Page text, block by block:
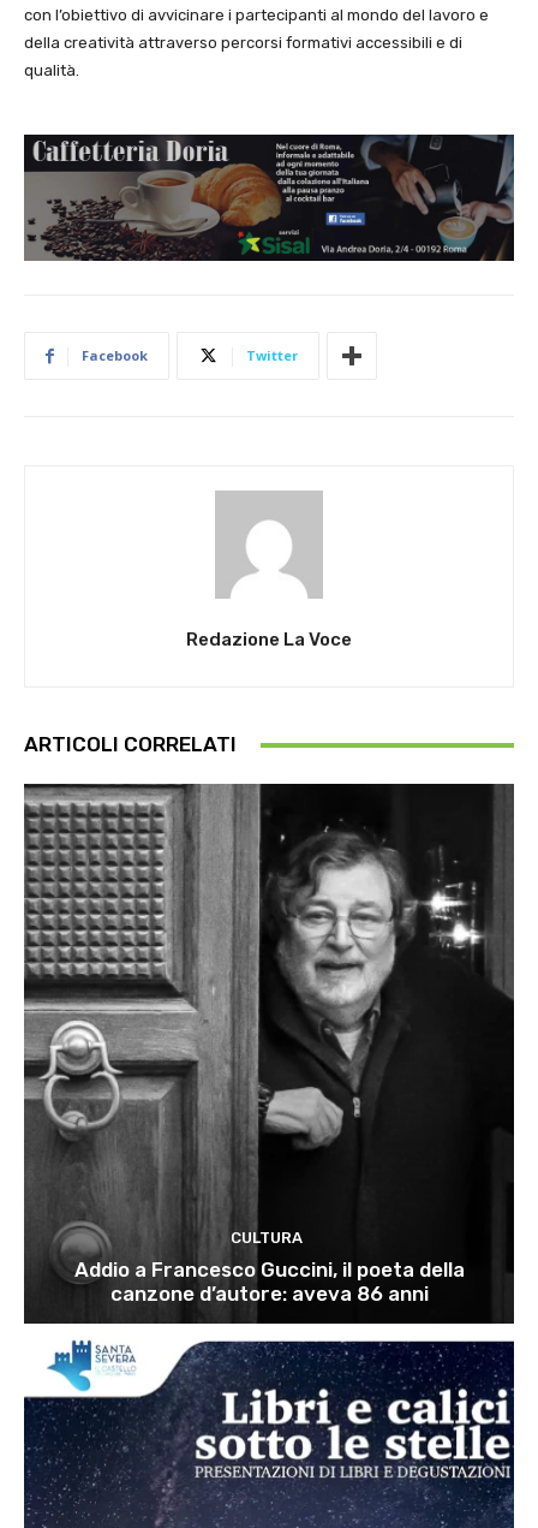
con l’obiettivo di avvicinare i partecipanti al mondo del lavoro e
della creatività attraverso percorsi formativi accessibili e di
qualità.
Facebook Twitter
Redazione La Voce
ARTICOLI CORRELATI
CULTURA
Addio a Francesco Guccini, il poeta della
canzone d’autore: aveva 86 anni